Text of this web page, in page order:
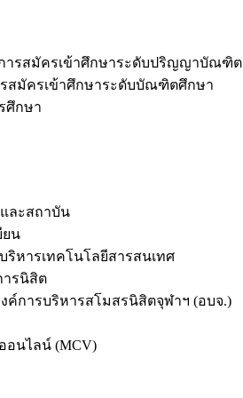
ารสมัครเข้าศึกษาระดับปริญญาบัณฑิต
สมัครเข้าศึกษาระดับบัณฑิตศึกษา
ศึกษา
ละสถาบัน
ยน
ริหารเทคโนโลยีสารสนเทศ
ารนิสิต
ค์การบริหารสโมสรนิสิตจุฬาฯ (อบจ.)
อนไลน์ (MCV)